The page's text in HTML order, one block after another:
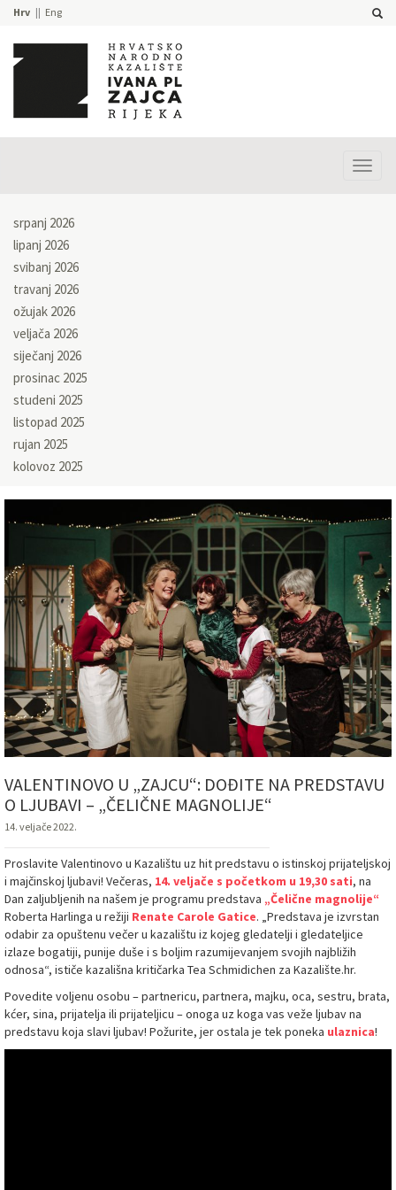
Hrv Eng
srpanj 2026
lipanj 2026
svibanj 2026
travanj 2026
ožujak 2026
veljača 2026
siječanj 2026
prosinac 2025
studeni 2025
listopad 2025
rujan 2025
kolovoz 2025
VALENTINOVO U „ZAJCU“: DOĐITE NA PREDSTAVU
O LJUBAVI – „ČELIČNE MAGNOLIJE“
14. veljače 2022.
Proslavite Valentinovo u Kazalištu uz hit predstavu o istinskoj prijateljskoj
i majčinskoj ljubavi! Večeras, 14. veljače s početkom u 19,30 sati, na
Dan zaljubljenih na našem je programu predstava „Čelične magnolije“
Roberta Harlinga u režiji Renate Carole Gatice. „Predstava je izvrstan
odabir za opuštenu večer u kazalištu iz kojeg gledatelji i gledateljice
izlaze bogatiji, punije duše i s boljim razumijevanjem svojih najbližih
odnosa“, ističe kazališna kritičarka Tea Schmidichen za Kazalište.hr.
Povedite voljenu osobu – partnericu, partnera, majku, oca, sestru, brata,
kćer, sina, prijatelja ili prijateljicu – onoga uz koga vas veže ljubav na
predstavu koja slavi ljubav! Požurite, jer ostala je tek poneka ulaznica!